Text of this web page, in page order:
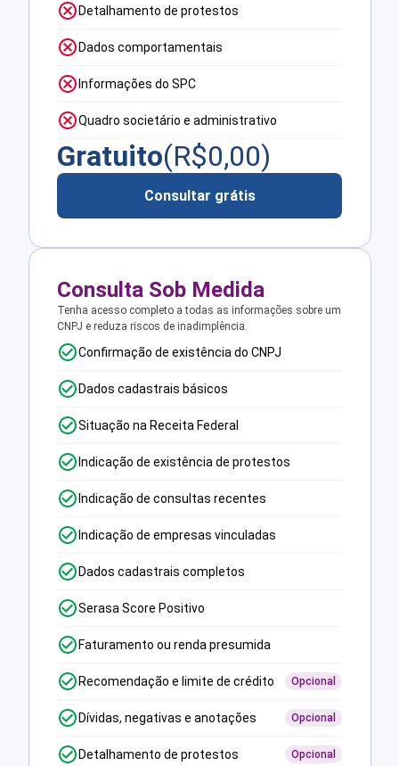
Detalhamento de protestos
Dados comportamentais
Informações do SPC
Quadro societário e administrativo
Gratuito(R$0,00)
Consultar grátis
Consulta Sob Medida
Tenha acesso completo a todas as informações sobre um
CNPJ e reduza riscos de inadimplência.
Confirmação de existência do CNPJ
Dados cadastrais básicos
Situação na Receita Federal
Indicação de existência de protestos
Indicação de consultas recentes
Indicação de empresas vinculadas
Dados cadastrais completos
Serasa Score Positivo
Faturamento ou renda presumida
Recomendação e limite de crédito Opcional
Dívidas, negativas e anotações Opcional
Detalhamento de protestos Opcional